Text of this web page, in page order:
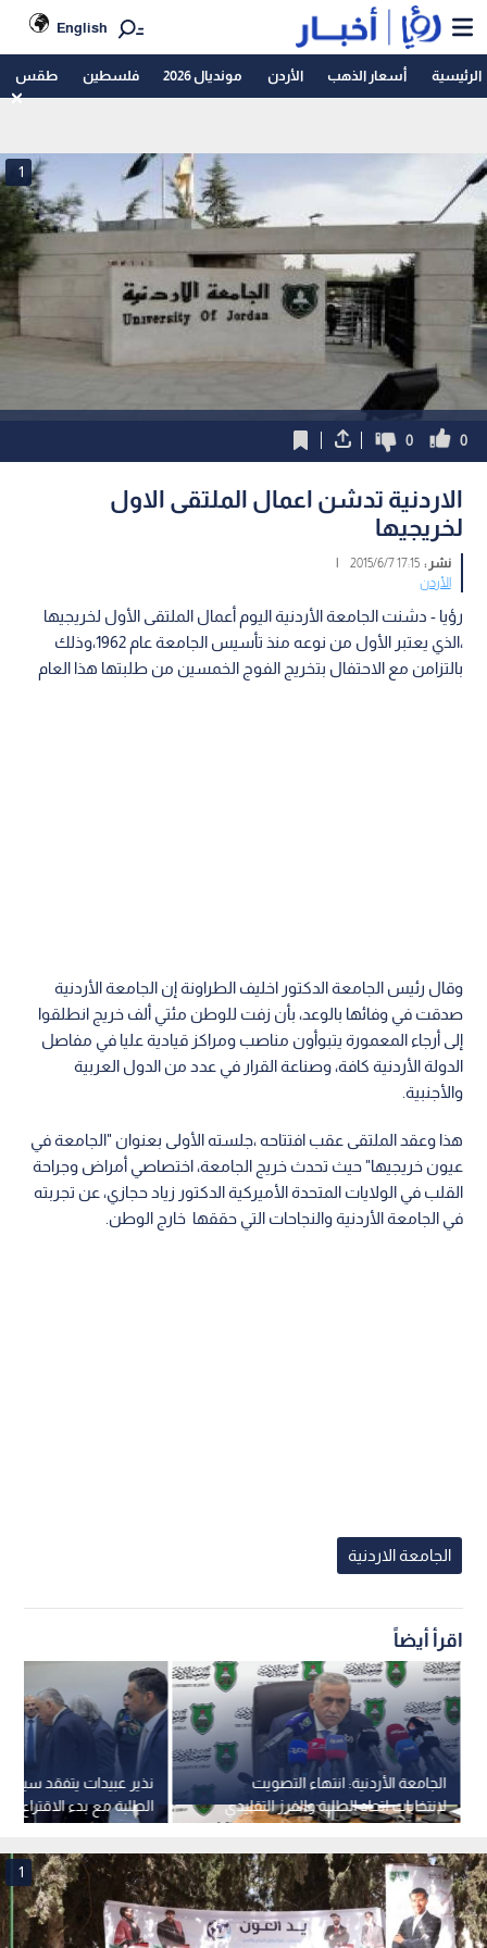
English
الرئيسية أسعار الذهب الأردن مونديال 2026 فلسطين طقس
1
0
0
الاردنية تدشن اعمال الملتقى الاول
لخريجيها
نشر :17:15 2015/6/7
|
الأردن
رؤيا - دشنت الجامعة الأردنية اليوم أعمال الملتقى الأول لخريجيها
،الذي يعتبر الأول من نوعه منذ تأسيس الجامعة عام 1962،وذلك
بالتزامن مع الاحتفال بتخريج الفوج الخمسين من طلبتها هذا العام
وقال رئيس الجامعة الدكتور اخليف الطراونة إن الجامعة الأردنية
صدقت في وفائها بالوعد، بأن زفت للوطن مئتي ألف خريج انطلقوا
إلى أرجاء المعمورة يتبوأون مناصب ومراكز قيادية عليا في مفاصل
الدولة الأردنية كافة، وصناعة القرار في عدد من الدول العربية
والأجنبية.
هذا وعقد الملتقى عقب افتتاحه ،جلسته الأولى بعنوان "الجامعة في
عيون خريجيها" حيث تحدث خريج الجامعة، اختصاصي أمراض وجراحة
القلب في الولايات المتحدة الأميركية الدكتور زياد حجازي، عن تجربته
في الجامعة الأردنية والنجاحات التي حققها خارج الوطن.
الجامعة الاردنية
اقرأ أيضاً
نذير عبيدات يتفقد سير
الطلبة مع بدء الاقتراع
الجامعة الأردنية: انتهاء التصويت
لانتخابات اتحاد الطلبة والفرز التقليدي
يضمن الشفافية
1